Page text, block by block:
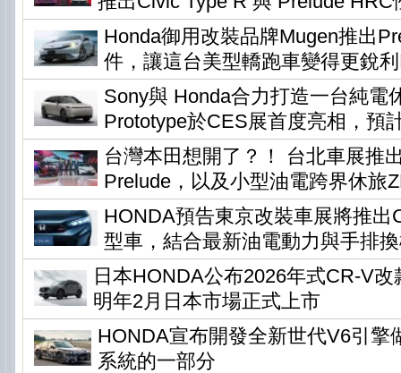
Honda御用改裝品牌Mugen推出
件，讓這台美型轎跑車變得更銳
Sony與 Honda合力打造一台純電
Prototype於CES展首度亮相，預
台灣本田想開了？！ 台北車展推
Prelude，以及小型油電跨界休旅
HONDA預告東京改裝車展將推出
型車，結合最新油電動力與手排
日本HONDA公布2026年式CR-V
明年2月日本市場正式上市
HONDA宣布開發全新世代V6引擎
系統的一部分